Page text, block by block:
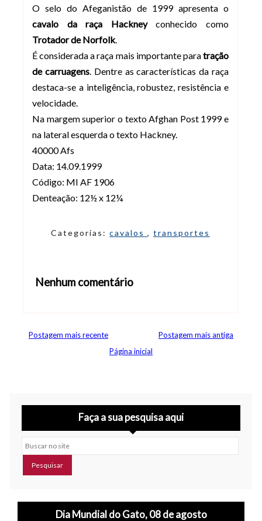
O selo do Afeganistão de 1999 apresenta o
cavalo da raça Hackney
conhecido como
Trotador de Norfolk.
É considerada a raça mais importante paratração
de carruagens. Dentre as características da raça
destaca-se a inteligência, robustez, resistência e
velocidade.
Na margem superior o texto Afghan Post 1999 e
na lateral esquerda o texto Hackney.
40000 Afs
Data: 14.09.1999
Código: MI AF 1906
Denteação: 12½ x 12¼
Categorias: cavalos , transportes
Nenhum comentário
Postagem mais recente
Postagem mais antiga
Página inicial
Faça a sua pesquisa aqui
Buscar no site
Dia Mundial do Gato, 08 de agosto